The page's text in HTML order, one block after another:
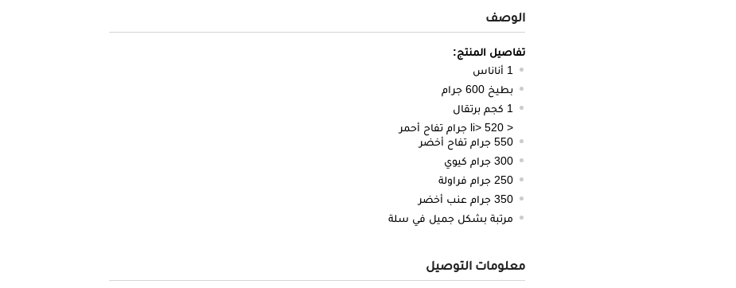
الوصف
تفاصيل المنتج:
1 أناناس
بطيخ 600 جرام
1 كجم برتقال
< li> 520 جرام تفاح أحمر
550 جرام تفاح أخضر
300 جرام كيوي
250 جرام فراولة
350 جرام عنب أخضر
مرتبة بشكل جميل في سلة
معلومات التوصيل